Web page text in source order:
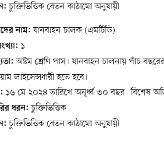
চুক্তিভিত্তিক বেতন কাঠামো অনুযায়ী
নাম: যানবাহন চালক (এমটিডি)
১
অষ্টম শ্রেণি পাস। যানবাহন চালনায় পাঁচ
লাইসেন্সধারী হতে হবে।
১৬ মে ২০২৪ তারিখে অনূর্ধ্ব ৩০ বছর। বিশেষ
ধরন: চুক্তিভিত্তিক
চুক্তিভিত্তিক বেতন কাঠামো অনুযায়ী